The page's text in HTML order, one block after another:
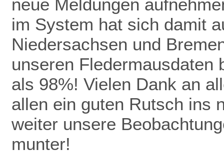
neue Meldungen
im System hat sich damit
Niedersachsen und
unseren Fledermausdaten
als 98%! Vielen Dank an
allen ein guten Rutsch ins
weiter unsere
munter!